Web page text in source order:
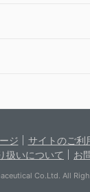
ジ
サイトのご利
扱いについて
お
Co.Ltd. All